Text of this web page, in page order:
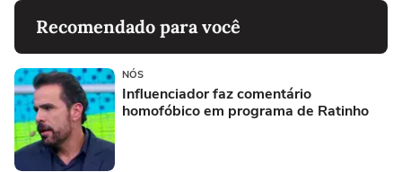
Recomendado para você
NÓS
Influenciador faz comentário
homofóbico em programa de Ratinho